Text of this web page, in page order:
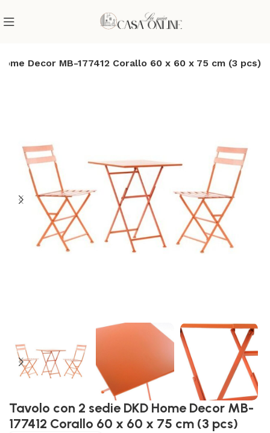
Decor MB-177412 Corallo 60 x 60 x 75 cm (3 pcs)
Tavolo con 2 sedie DKD Home Decor MB-
177412 Corallo 60 x 60 x 75 cm (3 pcs)